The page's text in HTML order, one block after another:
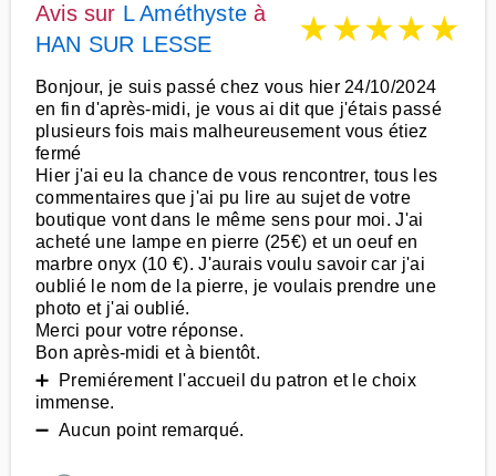
Avis sur L Améthyste à
HAN SUR LESSE
★★★★★
Bonjour, je suis passé chez vous hier 24/10/2024
en fin d'après-midi, je vous ai dit que j'étais passé
plusieurs fois mais malheureusement vous étiez
fermé
Hier j'ai eu la chance de vous rencontrer, tous les
commentaires que j'ai pu lire au sujet de votre
boutique vont dans le même sens pour moi. J'ai
acheté une lampe en pierre (25€) et un oeuf en
marbre onyx (10 €). J'aurais voulu savoir car j'ai
oublié le nom de la pierre, je voulais prendre une
photo et j'ai oublié.
Merci pour votre réponse.
Bon après-midi et à bientôt.
➕ Premiérement l'accueil du patron et le choix
immense.
➖ Aucun point remarqué.